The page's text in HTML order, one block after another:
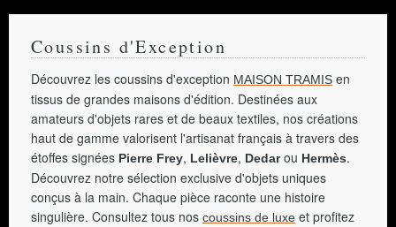
Coussins d'Exception
Découvrez les coussins d'exception MAISON TRAMIS en
tissus de grandes maisons d'édition. Destinées aux
amateurs d'objets rares et de beaux textiles, nos créations
haut de gamme valorisent l'artisanat français à travers des
étoffes signées Pierre Frey, Lelièvre, Dedarou Hermès.
Découvrez notre sélection exclusive d'objets uniques
conçus à la main. Chaque pièce raconte une histoire
singulière. Consultez tous nos coussins de luxe et profitez